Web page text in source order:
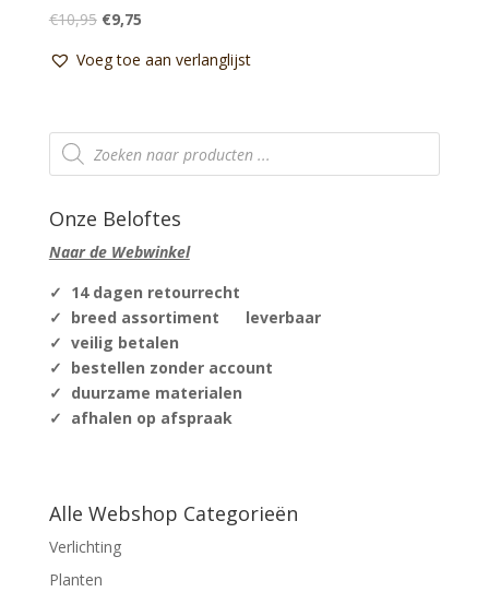
€10,95 Oorspronkelijke
was:
€9,75Huidige
is:
Voeg toe aan verlanglijst
Producten
zoeken
Onze Beloftes
Naar de Webwinkel
✓ 14 dagen retourrecht
✓ breed assortiment leverbaar
✓ veilig betalen
✓ bestellen zonder account
✓ duurzame materialen
✓ afhalen op afspraak
Alle Webshop Categorieën
Verlichting
Planten